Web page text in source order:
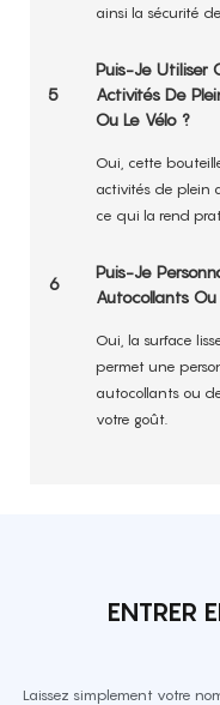
ainsi la sécurité
5
Puis-Je Utiliser
Activités De
Ou Le Vélo ?
Oui, cette
activités de plein
ce qui la rend
6
Puis-Je
Autocollants Ou
Oui, la surface
permet une
autocollants ou
votre goût.
ENTRER
Laissez simplement votre